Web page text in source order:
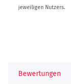
jeweiligen Nutzers.
Bewertungen